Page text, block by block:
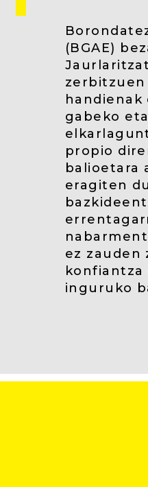
(BGAE)
handienak
gabeko
propio
balioetara
eragiten
ez zauden
inguruko